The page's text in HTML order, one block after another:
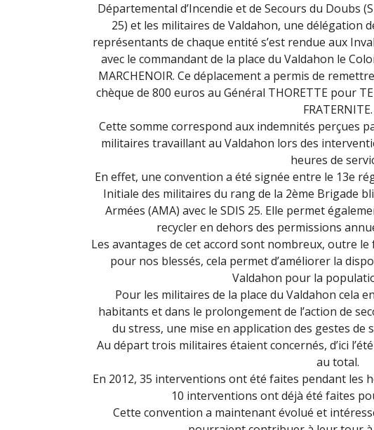
Départemental d’Incendie et de Secours du Doubs
25) et les militaires de Valdahon, une délégation
représentants de chaque entité s’est rendue aux
avec le commandant de la place du Valdahon le
MARCHENOIR. Ce déplacement a permis de
chèque de 800 euros au Général THORETTE pour
FRATERNITE.
Cette somme correspond aux indemnités perçues
militaires travaillant au Valdahon lors des
heures de
En effet, une convention a été signée entre le 13e
Initiale des militaires du rang de la 2ème Brigade
Armées (AMA) avec le SDIS 25. Elle permet
recycler en dehors des permissions
Les avantages de cet accord sont nombreux, outre
pour nos blessés, cela permet d’améliorer la
Valdahon pour la
Pour les militaires de la place du Valdahon cela
habitants et dans le prolongement de l’action de
du stress, une mise en application des gestes de
Au départ trois militaires étaient concernés, d’ici
au total.
En 2012, 35 interventions ont été faites pendant les
10 interventions ont déjà été faites
Cette convention a maintenant évolué et